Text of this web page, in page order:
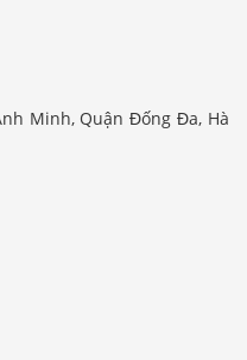
Minh, Quận Đống Đa, Hà